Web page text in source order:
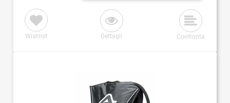
Wishlist Dettagli Confronta